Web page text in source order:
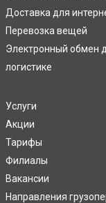
Доставка для
Перевозка вещей
Электронный обмен
логистике
Услуги
Акции
Тарифы
Филиалы
Вакансии
Направления